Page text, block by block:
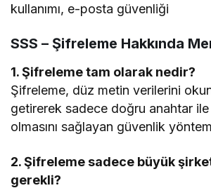
kullanımı, e-posta güvenliği
SSS – Şifreleme Hakkında
1. Şifreleme tam olarak nedir?
Şifreleme, düz metin verilerini
getirerek sadece doğru anahtar
olmasını sağlayan güvenlik
2. Şifreleme sadece büyük
gerekli?